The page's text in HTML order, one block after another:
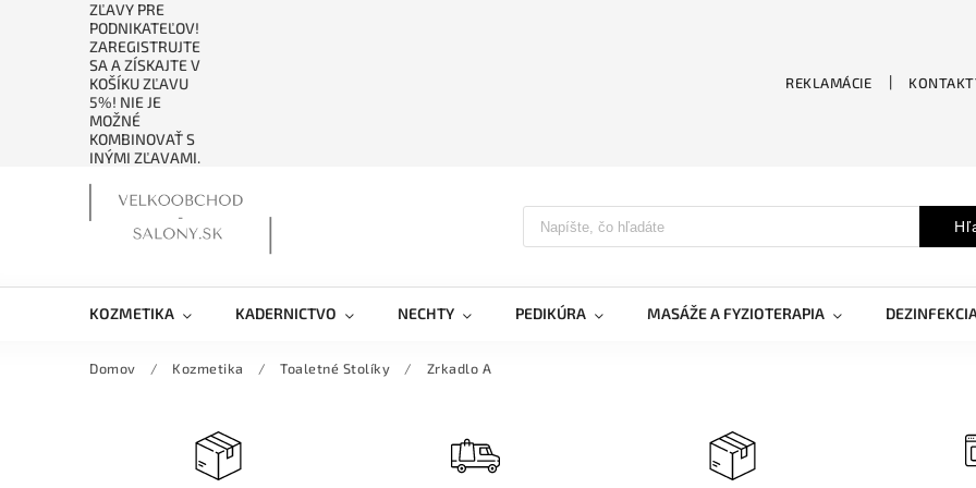
ZĽAVY PRE
PODNIKATEĽOV!
ZAREGISTRUJTE
SA A ZÍSKAJTE V
KOŠÍKU ZĽAVU
5%! NIE JE
MOŽNÉ
KOMBINOVAŤ S
INÝMI ZĽAVAMI.
REKLAMÁCIE
KOZMETIKA KADERNICTVO NECHTY PEDIKÚRA MASÁŽE A FYZIOTERAPIA
Domov / Kozmetika / Toaletné Stolíky / Zrkadlo A